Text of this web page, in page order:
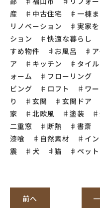
産 ♯中古住宅 ♯一棟ま
リノベーション ♯実家
ション ♯快適な暮らし
すめ物件 ♯お風呂 ♯ア
ア ♯キッチン ♯タイ
ォーム ♯フローリン
ビング ♯ロフト ♯ワ
り ♯玄関 ♯玄関ドア
家 ♯北欧風 ♯塗装 ♯
二重窓 ♯断熱 ♯書
漆喰 ♯自然素材 ♯イ
震 ♯犬 ♯猫 ♯ペット
前へ